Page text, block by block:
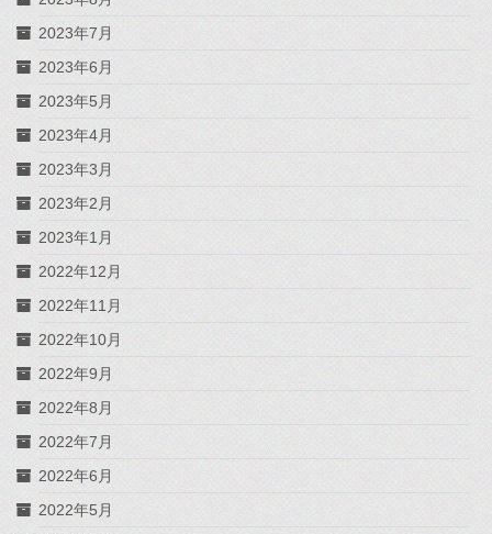
2023年7月
2023年6月
2023年5月
2023年4月
2023年3月
2023年2月
2023年1月
2022年12月
2022年11月
2022年10月
2022年9月
2022年8月
2022年7月
2022年6月
2022年5月